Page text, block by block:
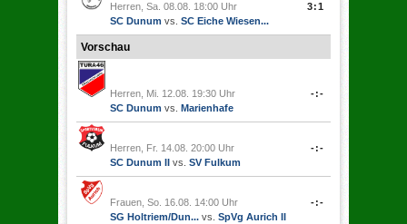
Herren, Sa. 08.08. 18:00 Uhr
SC Dunum vs. SC Eiche Wiesen...
3:1
Vorschau
Herren, Mi. 12.08. 19:30 Uhr
SC Dunum vs. Marienhafe
-:-
Herren, Fr. 14.08. 20:00 Uhr
SC Dunum II vs. SV Fulkum
-:-
Frauen, So. 16.08. 14:00 Uhr
SG Holtriem/Dun... vs. SpVg Aurich II
-:-